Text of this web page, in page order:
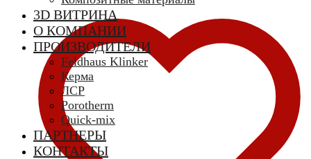
3D ВИТРИНА
О КОМПАНИИ
ПРОИЗВОДИТЕЛИ
Feldhaus Klinker
Керма
ЛСР
Porotherm
Quick-mix
ПАРТНЕРЫ
КОНТАКТЫ